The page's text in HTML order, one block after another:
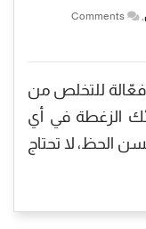
,
Comments
بسيطة وفعّالة للتخلص من
الزغطة في أي
الحظ، لا تحتاج